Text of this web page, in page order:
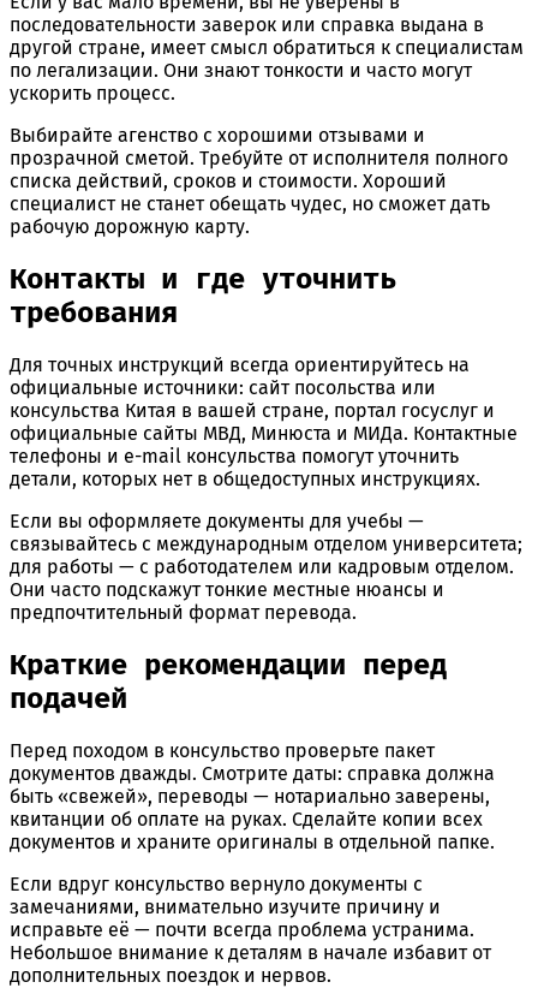
последовательности заверок или справка выдана в
другой стране, имеет смысл обратиться к специалистам
по легализации. Они знают тонкости и часто могут
ускорить процесс.
Выбирайте агенство с хорошими отзывами и
прозрачной сметой. Требуйте от исполнителя полного
списка действий, сроков и стоимости. Хороший
специалист не станет обещать чудес, но сможет дать
рабочую дорожную карту.
Контакты и где уточнить
требования
Для точных инструкций всегда ориентируйтесь на
официальные источники: сайт посольства или
консульства Китая в вашей стране, портал госуслуг и
официальные сайты МВД, Минюста и МИДа. Контактные
телефоны и e-mail консульства помогут уточнить
детали, которых нет в общедоступных инструкциях.
Если вы оформляете документы для учебы —
связывайтесь с международным отделом университета;
для работы — с работодателем или кадровым отделом.
Они часто подскажут тонкие местные нюансы и
предпочтительный формат перевода.
Краткие рекомендации перед
подачей
Перед походом в консульство проверьте пакет
документов дважды. Смотрите даты: справка должна
быть «свежей», переводы — нотариально заверены,
квитанции об оплате на руках. Сделайте копии всех
документов и храните оригиналы в отдельной папке.
Если вдруг консульство вернуло документы с
замечаниями, внимательно изучите причину и
исправьте её — почти всегда проблема устранима.
Небольшое внимание к деталям в начале избавит от
дополнительных поездок и нервов.